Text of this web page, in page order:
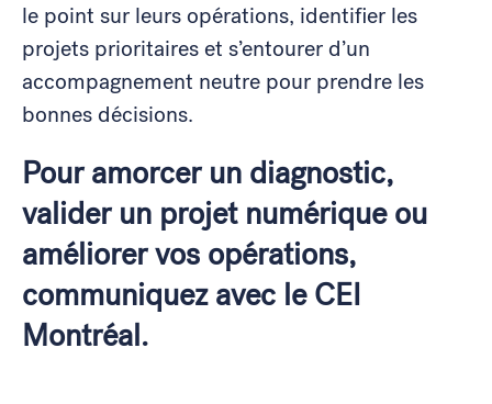
le point sur leurs opérations, identifier les
projets prioritaires et s’entourer d’un
accompagnement neutre pour prendre les
bonnes décisions.
Pour amorcer un diagnostic,
valider un projet numérique ou
améliorer vos opérations,
communiquez avec le CEI
Montréal.